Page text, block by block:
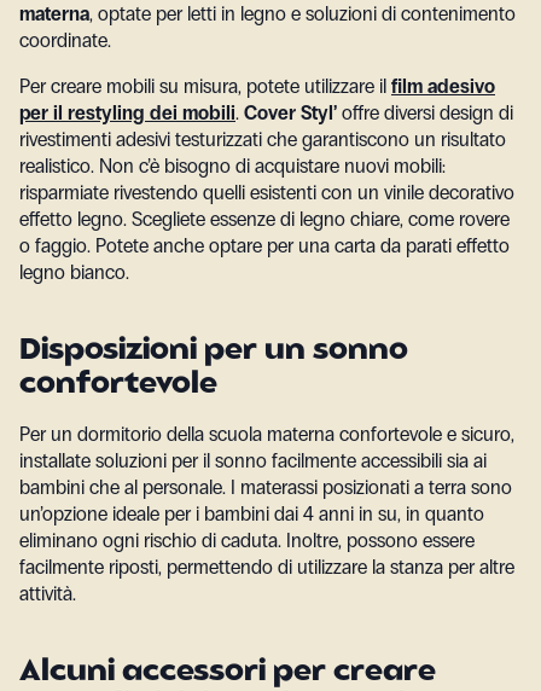
materna, optate per letti in legno e soluzioni di contenimento
coordinate.
Per creare mobili su misura, potete utilizzare il film adesivo
per il restyling dei mobili. Cover Styl’ offre diversi design di
rivestimenti adesivi testurizzati che garantiscono un risultato
realistico. Non c’è bisogno di acquistare nuovi mobili:
risparmiate rivestendo quelli esistenti con un vinile decorativo
effetto legno. Scegliete essenze di legno chiare, come rovere
o faggio. Potete anche optare per una carta da parati effetto
legno bianco.
Disposizioni per un sonno
confortevole
Per un dormitorio della scuola materna confortevole e sicuro,
installate soluzioni per il sonno facilmente accessibili sia ai
bambini che al personale. I materassi posizionati a terra sono
un’opzione ideale per i bambini dai 4 anni in su, in quanto
eliminano ogni rischio di caduta. Inoltre, possono essere
facilmente riposti, permettendo di utilizzare la stanza per altre
attività.
Alcuni accessori per creare